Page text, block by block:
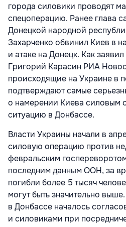
города силовики проводят
спецоперацию. Ранее глава
Донецкой народной
Захарченко обвинил Киев в
и атаке на Донецк. Как
Григорий Карасин РИА
происходящие на Украине в
подтверждают самые
о намерении Киева силовым
ситуацию в Донбассе.
Власти Украины начали в
силовую операцию против
февральским
последним данным ООН, за
погибли более 5 тысяч
могут быть значительно
в Донбассе началось
и силовиками при